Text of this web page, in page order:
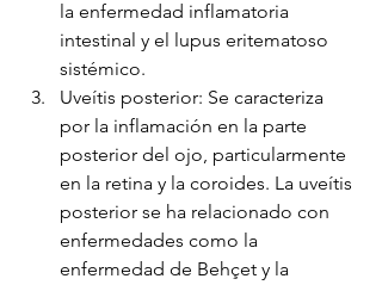
la enfermedad inflamatoria
intestinal y el lupus eritematoso
sistémico.
Uveítis posterior: Se caracteriza
por la inflamación en la parte
posterior del ojo, particularmente
en la retina y la coroides. La uveítis
posterior se ha relacionado con
enfermedades como la
enfermedad de Behçet y la